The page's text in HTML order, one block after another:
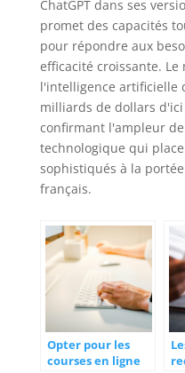
ChatGPT dans ses
promet des capacités
pour répondre aux
efficacité croissante.
l'intelligence artificielle
milliards de dollars
confirmant l'ampleur
technologique qui
sophistiqués à la
français.
Opter pour les
courses en ligne